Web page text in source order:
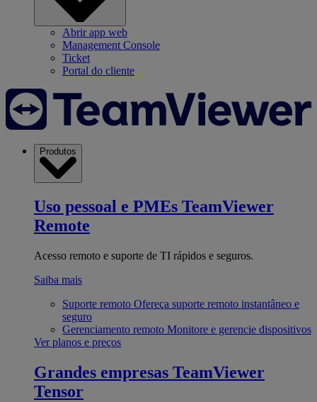
Abrir app web
Management Console
Ticket
Portal do cliente
Produtos
Uso pessoal e PMEs TeamViewer
Remote
Acesso remoto e suporte de TI rápidos e seguros.
Saiba mais
Suporte remoto Ofereça suporte remoto instantâneo e
seguro
Gerenciamento remoto Monitore e gerencie dispositivos
Ver planos e preços
Grandes empresas TeamViewer
Tensor